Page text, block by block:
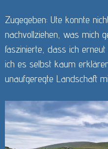
Zugegeben: Ute konnte
nachvollziehen, was mich
faszinierte, dass ich
ich es selbst kaum
unaufgeregte Landschaft